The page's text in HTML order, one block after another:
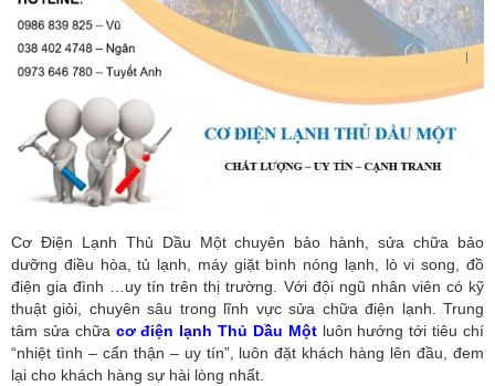
Cơ Điện Lạnh Thủ Dầu Một chuyên bảo hành, sửa chữa bảo
dưỡng điều hòa, tủ lạnh, máy giặt bình nóng lạnh, lò vi song, đồ
điện gia đình …uy tín trên thị trường. Với đội ngũ nhân viên có kỹ
thuật giỏi, chuyên sâu trong lĩnh vực sửa chữa điện lạnh. Trung
tâm sửa chữa cơ điện lạnh Thủ Dầu Mộtluôn hướng tới tiêu chí
“nhiệt tình – cẩn thận – uy tín”, luôn đặt khách hàng lên đầu, đem
lại cho khách hàng sự hài lòng nhất.